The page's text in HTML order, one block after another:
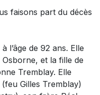
faisons part du décès
l’âge de 92 ans. Elle
et la fille de
Tremblay. Elle
Gilles Tremblay)